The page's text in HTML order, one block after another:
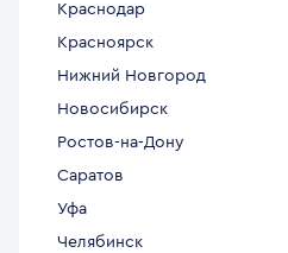
Краснодар
Красноярск
Нижний Новгород
Новосибирск
Ростов-на-Дону
Саратов
Уфа
Челябинск